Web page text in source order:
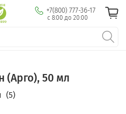
+7(800) 777-36-17
с 8:00 до 20:00
(Арго), 50 мл
(5)